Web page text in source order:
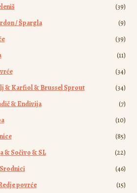
(39)
/ Špargla
(9)
(39)
(11)
(34)
& Karfiol & Brussel Sprout
(34)
& Endivija
(7)
(10)
(85)
& Sočivo & SL
(22)
(46)
povrće
(15)